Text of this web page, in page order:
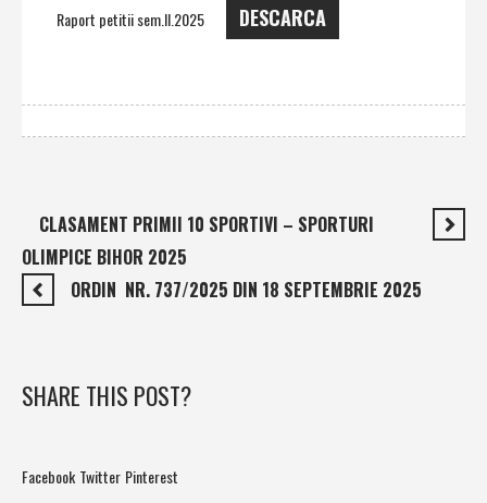
Raport petitii sem.II.2025 DESCARCA
CLASAMENT PRIMII 10 SPORTIVI – SPORTURI
OLIMPICE BIHOR 2025
ORDIN NR. 737/2025 DIN 18 SEPTEMBRIE 2025
SHARE THIS POST?
Facebook Twitter Pinterest